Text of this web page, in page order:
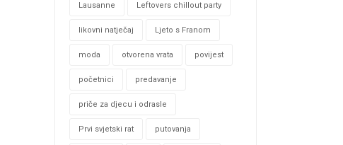
Lausanne Leftovers chillout party
likovni natječaj Ljeto s Franom
moda otvorena vrata povijest
početnici predavanje
priče za djecu i odrasle
Prvi svjetski rat putovanja